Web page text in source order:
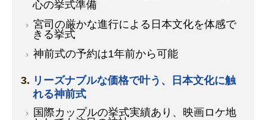
心の挙式準備
宮司の厳かな進行による日本文化を体感で
きる挙式
神前式の予約は1年前から可能
リーズナブルな価格で叶う、日本文化に触
れる神前式
国際カップルの挙式実績あり、映画ロケ地